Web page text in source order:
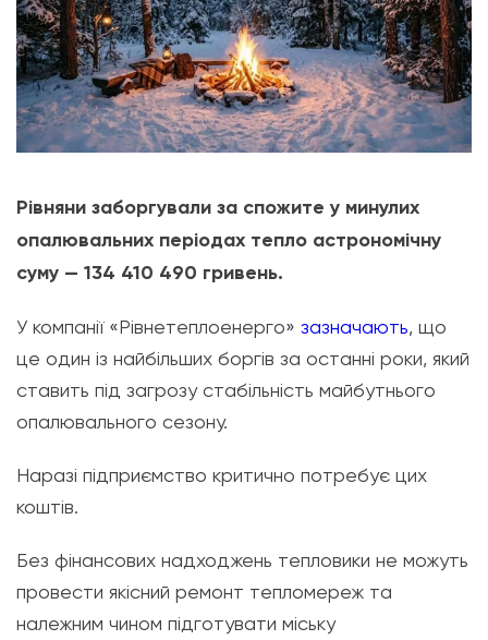
Рівняни заборгували за спожите у минулих
опалювальних періодах тепло астрономічну
суму — 134 410 490 гривень.
У компанії «Рівнетеплоенерго» зазначають, що
це один із найбільших боргів за останні роки, який
ставить під загрозу стабільність майбутнього
опалювального сезону.
Наразі підприємство критично потребує цих
коштів.
Без фінансових надходжень тепловики не можуть
провести якісний ремонт тепломереж та
належним чином підготувати міську